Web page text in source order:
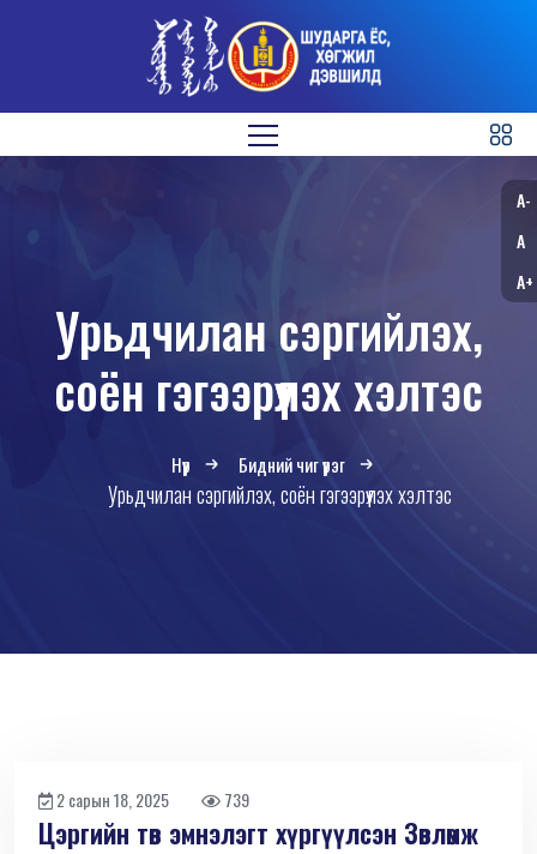
Урьдчилан сэргийлэх,
соён гэгээрүүлэх хэлтэс
Нүүр Бидний чиг үүрэг
Урьдчилан сэргийлэх, соён гэгээрүүлэх хэлтэс
2 сарын 18, 2025 739
Цэргийн төв эмнэлэгт хүргүүлсэн Зөвлөмж
A-
A
A+